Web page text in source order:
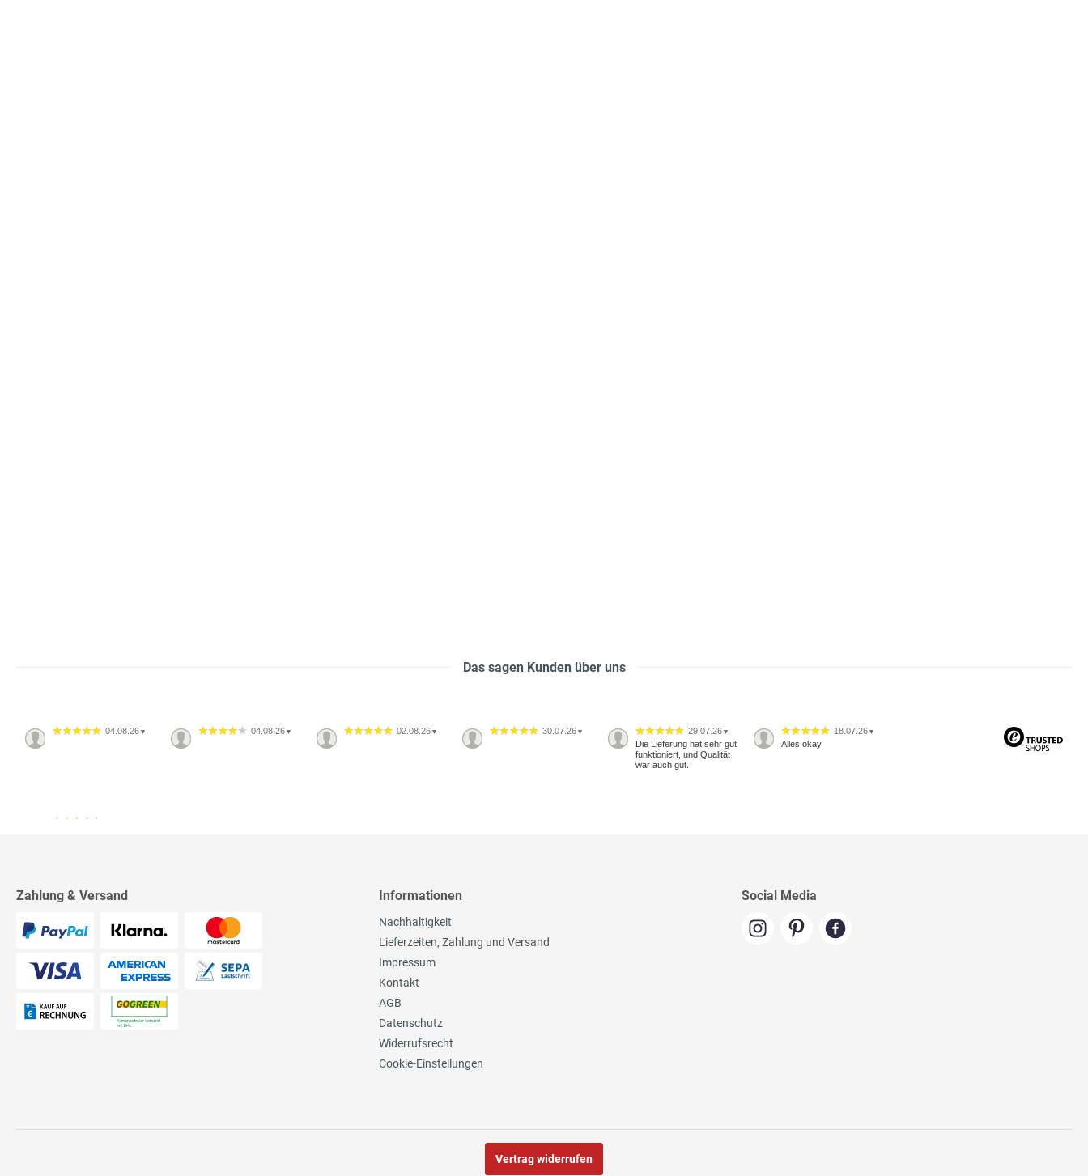
Das sagen Kunden über uns
04.08.26 ▼ 04.08.26 ▼ 02.08.26 ▼ 30.07.26 ▼ 29.07.26 ▼
Die Lieferung hat sehr gut
funktioniert, und Qualität
war auch gut.
18.07.26 ▼
Alles okay
Zahlung & Versand Informationen
Nachhaltigkeit
Lieferzeiten, Zahlung und Versand
Impressum
Kontakt
AGB
Datenschutz
Widerrufsrecht
Cookie-Einstellungen
Social Media
Vertrag widerrufen